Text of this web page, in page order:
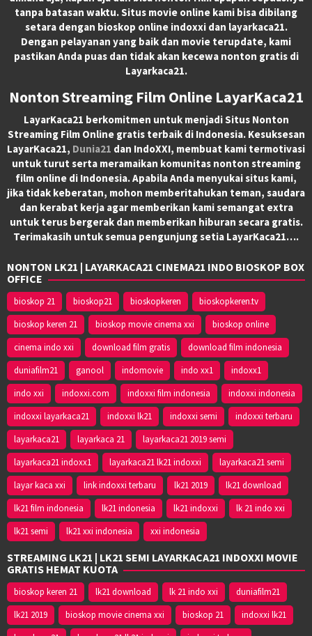
tanpa batasan waktu. Situs movie online kami bisa dibilang
setara dengan bioskop online indoxxi dan layarkaca21.
Dengan pelayanan yang baik dan movie terupdate, kami
pastikan Anda puas dan tidak akan kecewa nonton gratis di
Layarkaca21.
Nonton Streaming Film Online LayarKaca21
LayarKaca21 berkomitmen untuk menjadi Situs Nonton
Streaming Film Online gratis terbaik di Indonesia. Kesuksesan
LayarKaca21, Dunia21 dan IndoXXI, membuat kami termotivasi
untuk turut serta meramaikan komunitas nonton streaming
film online di Indonesia. Apabila Anda menyukai situs kami,
jika tidak keberatan, mohon memberitahukan teman, saudara
dan kerabat kerja agar memberikan kami semangat extra
untuk terus bergerak dan memberikan hiburan secara gratis.
Terimakasih untuk semua pengunjung setia LayarKaca21….
NONTON LK21 | LAYARKACA21 CINEMA21 INDO BIOSKOP BOX
OFFICE
bioskop 21 bioskop21 bioskopkeren
bioskopkeren.tv
bioskop keren 21
bioskop movie cinema xxi
bioskop online
cinema indo xxi
download film gratis
download film indonesia
duniafilm21
ganool indomovie indo xx1
indoxx1
indo xxi
indoxxi.com indoxxi film indonesia
indoxxi indonesia
indoxxi layarkaca21
indoxxi lk21 indoxxi semi
indoxxi terbaru
layarkaca21
layarkaca 21
layarkaca21 2019 semi
layarkaca21 indoxx1
layarkaca21 lk21 indoxxi
layarkaca21 semi
layar kaca xxi
link indoxxi terbaru lk21 2019
lk21 download
lk21 film indonesia
lk21 indonesia lk21 indoxxi
lk 21 indo xxi
lk21 semi
lk21 xxi indonesia xxi indonesia
STREAMING LK21 | LK21 SEMI LAYARKACA21 INDOXXI MOVIE
GRATIS HEMAT KUOTA
bioskop keren 21 lk21 download lk 21 indo xxi
duniafilm21
lk21 2019
bioskop movie cinema xxi bioskop 21
indoxxi lk21